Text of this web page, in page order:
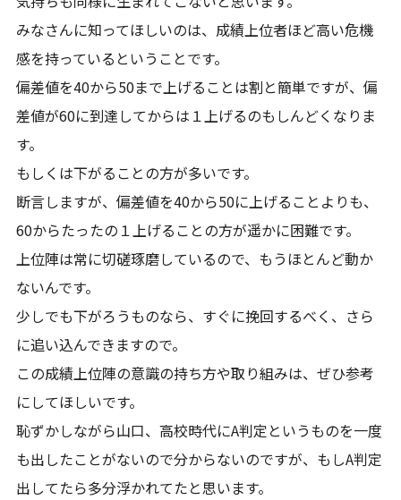
みなさんに知ってほしいのは、成績上位者ほど高い危機
感を持っているということです。
偏差値を40から50まで上げることは割と簡単ですが、偏
差値が60に到達してからは１上げるのもしんどくなりま
す。
もしくは下がることの方が多いです。
断言しますが、偏差値を40から50に上げることよりも、
60からたったの１上げることの方が遥かに困難です。
上位陣は常に切磋琢磨しているので、もうほとんど動か
ないんです。
少しでも下がろうものなら、すぐに挽回するべく、さら
に追い込んできますので。
この成績上位陣の意識の持ち方や取り組みは、ぜひ参考
にしてほしいです。
恥ずかしながら山口、高校時代にA判定というものを一度
も出したことがないので分からないのですが、もしA判定
出してたら多分浮かれてたと思います。